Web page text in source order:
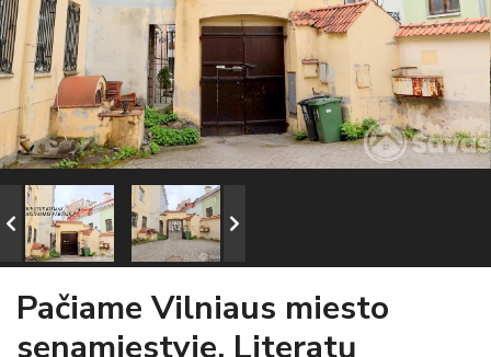
Pačiame Vilniaus miesto
senamiestyje, Literatų